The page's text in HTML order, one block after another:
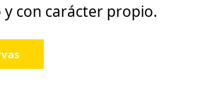
y con carácter propio.